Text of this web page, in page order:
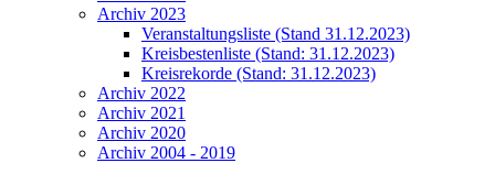
Archiv 2023
Veranstaltungsliste (Stand 31.12.2023)
Kreisbestenliste (Stand: 31.12.2023)
Kreisrekorde (Stand: 31.12.2023)
Archiv 2022
Archiv 2021
Archiv 2020
Archiv 2004 - 2019